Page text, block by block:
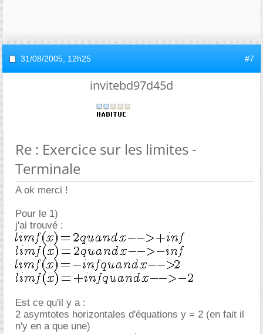
31/08/2005, 12h25 #7
invitebd97d45d
Re : Exercice sur les limites -
Terminale
A ok merci !
Pour le 1)
j'ai trouvé :
Est ce qu'il y a :
2 asymtotes horizontales d'équations y = 2 (en fait il
n'y en a que une)